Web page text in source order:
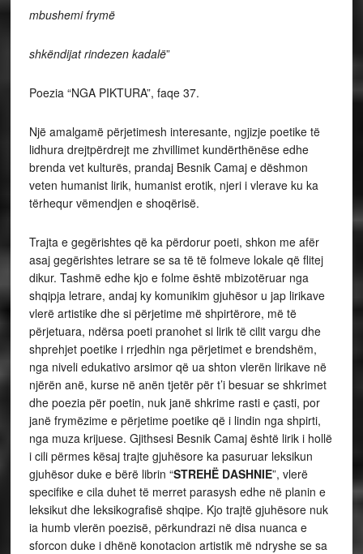
mbushemi frymë
shkëndijat rindezen kadalë”
Poezia “NGA PIKTURA”, faqe 37.
Një amalgamë përjetimesh interesante, ngjizje poetike të
lidhura drejtpërdrejt me zhvillimet kundërthënëse edhe
brenda vet kulturës, prandaj Besnik Camaj e dëshmon
veten humanist lirik, humanist erotik, njeri i vlerave ku ka
tërhequr vëmendjen e shoqërisë.
Trajta e gegërishtes që ka përdorur poeti, shkon me afër
asaj gegërishtes letrare se sa të të folmeve lokale që flitej
dikur. Tashmë edhe kjo e folme është mbizotëruar nga
shqipja letrare, andaj ky komunikim gjuhësor u jap lirikave
vlerë artistike dhe si përjetime më shpirtërore, më të
përjetuara, ndërsa poeti pranohet si lirik të cilit vargu dhe
shprehjet poetike i rrjedhin nga përjetimet e brendshëm,
nga niveli edukativo arsimor që ua shton vlerën lirikave në
njërën anë, kurse në anën tjetër për t’i besuar se shkrimet
dhe poezia për poetin, nuk janë shkrime rasti e çasti, por
janë frymëzime e përjetime poetike që i lindin nga shpirti,
nga muza krijuese. Gjithsesi Besnik Camaj është lirik i hollë
i cili përmes kësaj trajte gjuhësore ka pasuruar leksikun
gjuhësor duke e bërë librin “STREHË DASHNIE”, vlerë
specifike e cila duhet të merret parasysh edhe në planin e
leksikut dhe leksikografisë shqipe. Kjo trajtë gjuhësore nuk
ia humb vlerën poezisë, përkundrazi në disa nuanca e
sforcon duke i dhënë konotacion artistik më ndryshe se sa